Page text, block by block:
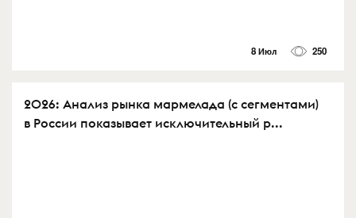
8 Июл 250
2026: Анализ рынка мармелада (с сегментами)
в России показывает исключительный р...